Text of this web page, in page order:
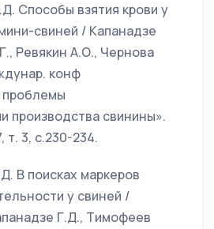
Способы взятия крови у
свиней / Капанадзе
Ревякин А.О., Чернова
конф
производства свинины».
т. 3, с.230-234.
В поисках маркеров
у свиней /
Г.Д., Тимофеев